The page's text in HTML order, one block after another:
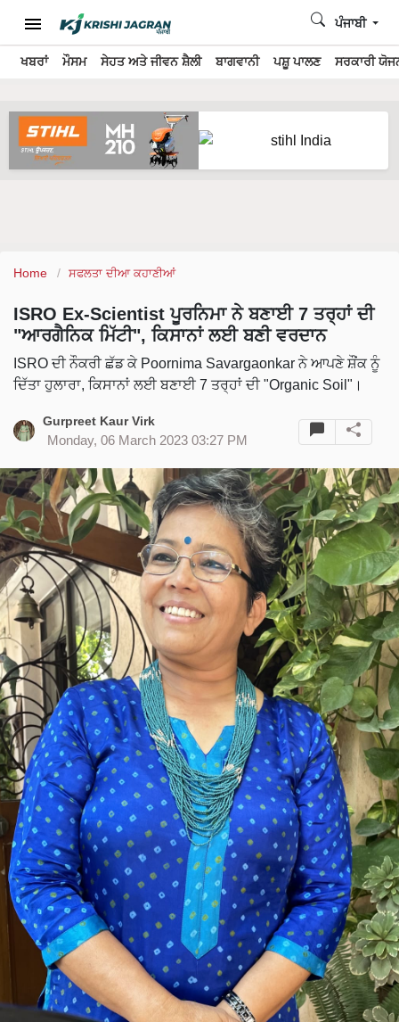
ਖਬਰਾਂ ਮੌਸਮ ਸੇਹਤ ਅਤੇ ਜੀਵਨ ਸ਼ੈਲੀ ਬਾਗਵਾਨੀ ਪਸ਼ੂ ਪਾਲਣ ਸਰਕਾਰੀ
ਪੰਜਾਬੀ
Home ਸਫਲਤਾ ਦੀਆ ਕਹਾਣੀਆਂ
ISRO Ex-Scientist ਪੂਰਨਿਮਾ ਨੇ ਬਣਾਈ 7 ਤਰ੍ਹਾਂ ਦੀ
"ਆਰਗੈਨਿਕ ਮਿੱਟੀ", ਕਿਸਾਨਾਂ ਲਈ ਬਣੀ ਵਰਦਾਨ
ISRO ਦੀ ਨੌਕਰੀ ਛੱਡ ਕੇ Poornima Savargaonkar ਨੇ ਆਪਣੇ ਸ਼ੌਂਕ ਨੂੰ
ਦਿੱਤਾ ਹੁਲਾਰਾ, ਕਿਸਾਨਾਂ ਲਈ ਬਣਾਈ 7 ਤਰ੍ਹਾਂ ਦੀ "Organic Soil"।
Gurpreet Kaur Virk
Monday, 06 March 2023 03:27 PM